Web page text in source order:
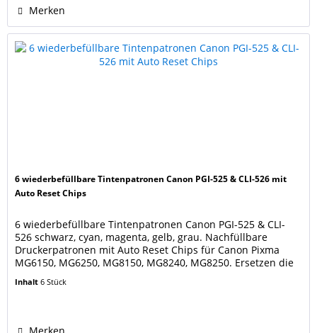
Merken
6 wiederbefüllbare Tintenpatronen Canon PGI-525 & CLI-526 mit
Auto Reset Chips
6 wiederbefüllbare Tintenpatronen Canon PGI-525 & CLI-
526 schwarz, cyan, magenta, gelb, grau. Nachfüllbare
Druckerpatronen mit Auto Reset Chips für Canon Pixma
MG6150, MG6250, MG8150, MG8240, MG8250. Ersetzen die
magenta, yellow, grey. Füllmengen: PGI-525 black 19 ml, CLI-
Inhalt6 Stück